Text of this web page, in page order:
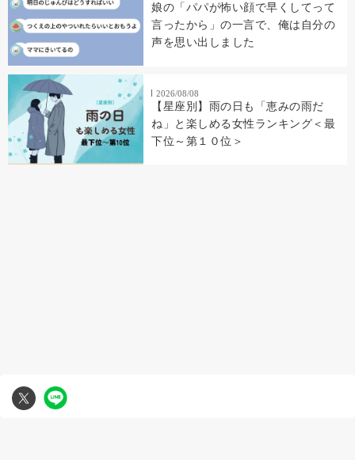
娘の「パパが怖い顔で早くしてって
言ったから」の一言で、俺は自分の
声を思い出しました
2026/08/08
【星座別】雨の日も「恵みの雨だ
ね」と楽しめる女性ランキング＜最
下位～第１０位＞